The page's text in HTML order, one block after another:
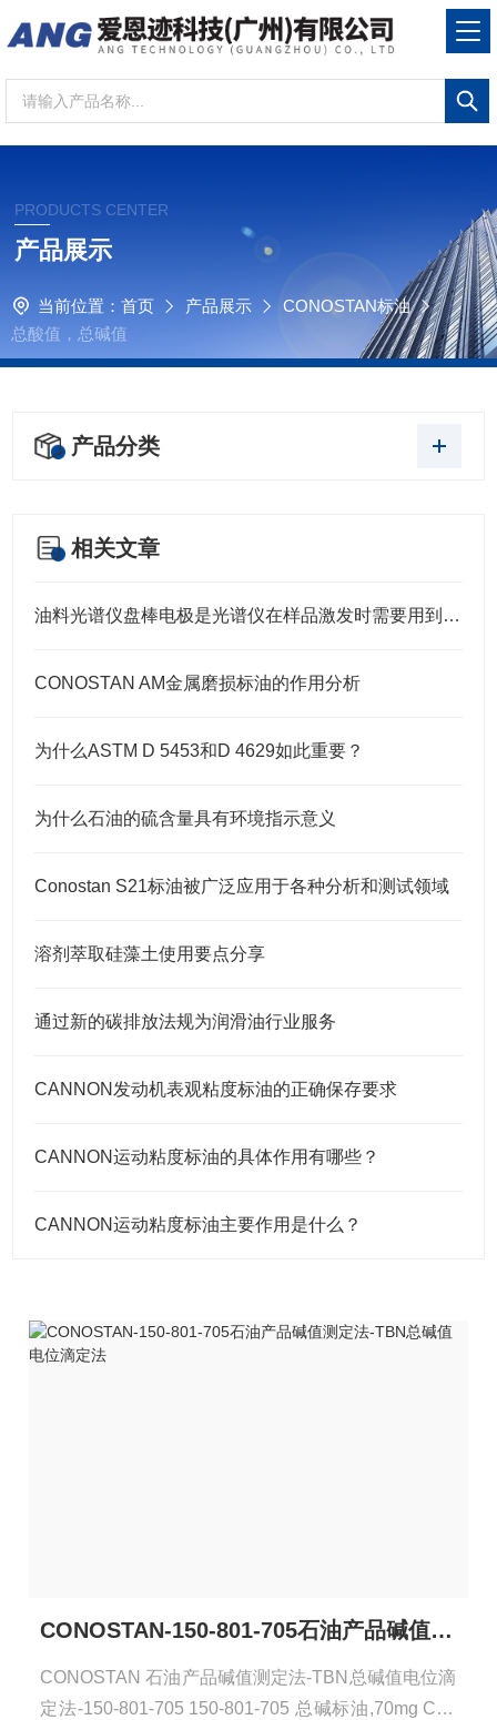
PRODUCTS CENTER
产品展示
当前位置： 首页 产品展示
CONOSTAN标油
总酸值，总碱值
产品分类
相关文章
油料光谱仪盘棒电极是光谱仪在样品激发时需要用到的耗材
CONOSTAN AM金属磨损标油的作用分析
为什么ASTM D 5453和D 4629如此重要？
为什么石油的硫含量具有环境指示意义
Conostan S21标油被广泛应用于各种分析和测试领域
溶剂萃取硅藻土使用要点分享
通过新的碳排放法规为润滑油行业服务
CANNON发动机表观粘度标油的正确保存要求
CANNON运动粘度标油的具体作用有哪些？
CANNON运动粘度标油主要作用是什么？
CONOSTAN-150-801-705石油产品碱值测定法-TBN总碱值电位滴定法
CONOSTAN 石油产品碱值测定法-TBN总碱值电位滴
定法-150-801-705 150-801-705 总碱标油,70mg Con